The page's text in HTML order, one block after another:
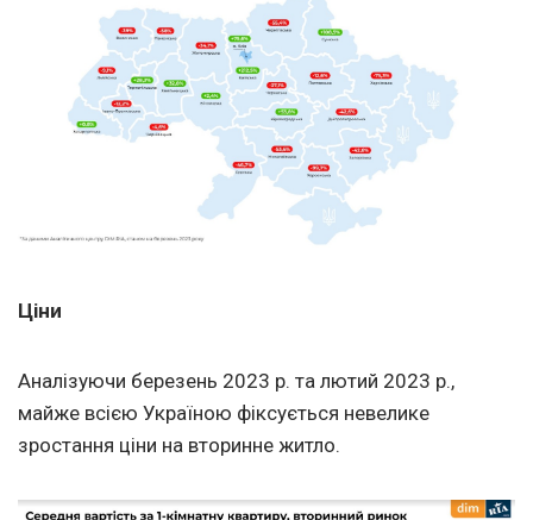
Ціни
Аналізуючи березень 2023 р. та лютий 2023 р.,
майже всією Україною фіксується невелике
зростання ціни на вторинне житло.